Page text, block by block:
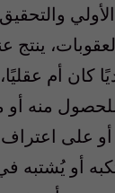
ينتج
كان أم
منه
على
يُشتبه في